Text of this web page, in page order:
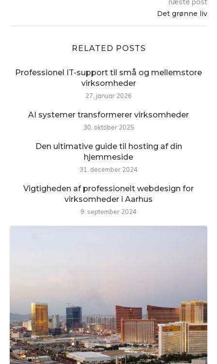
Det grønne liv
RELATED POSTS
Professionel IT-support til små og mellemstore
virksomheder
27. januar 2026
AI systemer transformerer virksomheder
30. oktober 2025
Den ultimative guide til hosting af din
hjemmeside
31. december 2024
Vigtigheden af professionelt webdesign for
virksomheder i Aarhus
9. september 2024